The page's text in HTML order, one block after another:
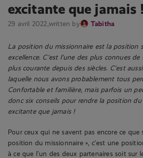
excitante que jamais !
29 avril 2022,written by Tabitha
La position du missionnaire est la position
excellence. C’est l’une des plus connues
plus courante depuis des siècles. C’est
laquelle nous avons probablement tous
Confortable et familière, mais parfois un
donc six conseils pour rendre la position
excitante que jamais !
Pour ceux qui ne savent pas encore ce que
position du missionnaire », c’est une
à ce que l’un des deux partenaires soit sur